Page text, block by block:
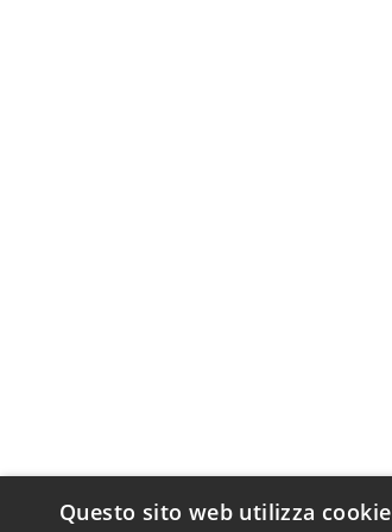
Questo sito web utilizza cookie